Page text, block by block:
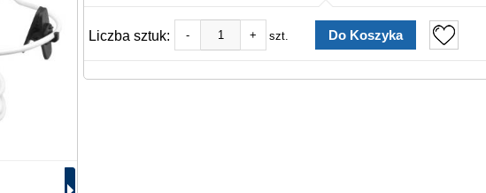
Liczba sztuk: - + szt.